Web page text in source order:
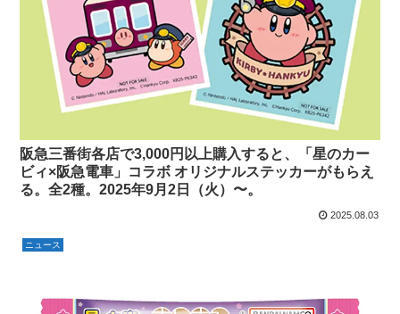
阪急三番街各店で3,000円以上購入すると、「星のカー
ビィ×阪急電車」コラボ オリジナルステッカーがもらえ
る。全2種。2025年9月2日（火）〜。
2025.08.03
ニュース